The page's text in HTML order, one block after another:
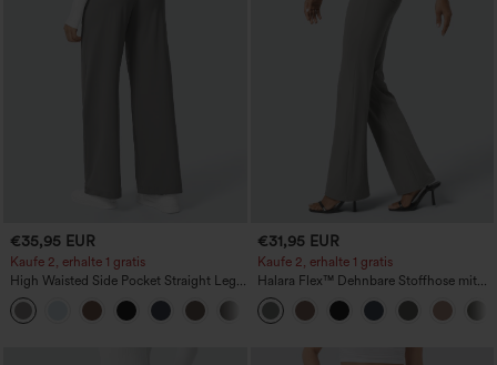
€35,95 EUR
Kaufe 2, erhalte 1 gratis
High Waisted Side Pocket Straight Leg
Work Pants
+23
€31,95 EUR
Kaufe 2, erhalte 1 gratis
Halara Flex™ Dehnbare Stoffhose mit
hohem Bund und Seitentasche hinten